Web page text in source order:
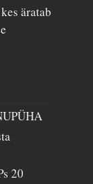
äratab
20